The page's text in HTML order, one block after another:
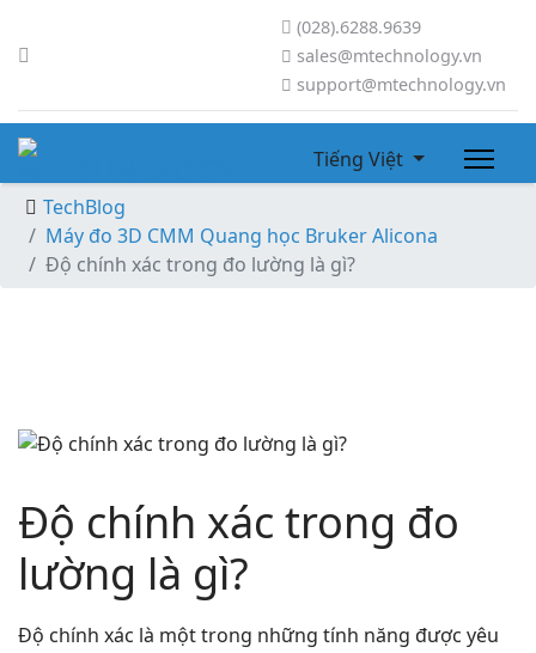
(028).6288.9639
sales@mtechnology.vn
support@mtechnology.vn
Tiếng Việt
TechBlog
Máy đo 3D CMM Quang học Bruker Alicona
Độ chính xác trong đo lường là gì?
Độ chính xác trong đo
lường là gì?
Độ chính xác là một trong những tính năng được yêu